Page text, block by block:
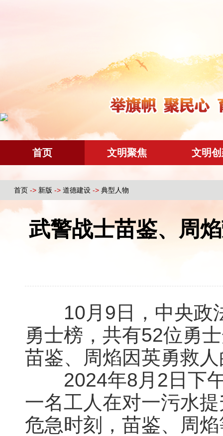
首页 文明聚焦 文明
首页 -> 新版 -> 道德建设 -> 典型人物
武警战士苗鉴、周
10月9日，中央政法
勇士榜，共有52位勇
苗鉴、周焰因英勇救
2024年8月2日下午
一名工人在对一污水
危急时刻，苗鉴、周